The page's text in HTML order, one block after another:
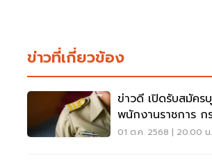
ข่าวที่เกี่ยวข้อง
ข่าวดี เปิดรับสมัคร
พนักงานราชการ ก
อัตรา
01 ต.ค. 2568 | 20:00 น.